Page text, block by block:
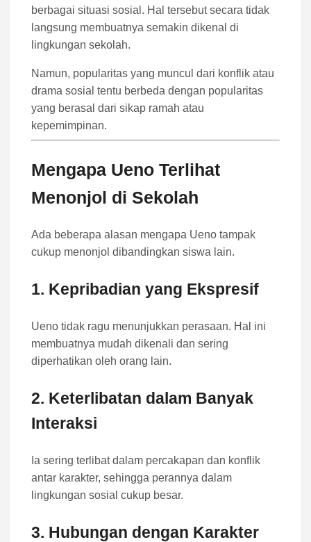
berbagai situasi sosial. Hal tersebut secara tidak
langsung membuatnya semakin dikenal di
lingkungan sekolah.
Namun, popularitas yang muncul dari konflik atau
drama sosial tentu berbeda dengan popularitas
yang berasal dari sikap ramah atau
kepemimpinan.
Mengapa Ueno Terlihat
Menonjol di Sekolah
Ada beberapa alasan mengapa Ueno tampak
cukup menonjol dibandingkan siswa lain.
1. Kepribadian yang Ekspresif
Ueno tidak ragu menunjukkan perasaan. Hal ini
membuatnya mudah dikenali dan sering
diperhatikan oleh orang lain.
2. Keterlibatan dalam Banyak
Interaksi
Ia sering terlibat dalam percakapan dan konflik
antar karakter, sehingga perannya dalam
lingkungan sosial cukup besar.
3. Hubungan dengan Karakter